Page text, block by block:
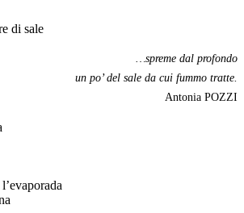
di sale
…spreme dal profondo
un po’ del sale da cui fummo tratte.
Antonia POZZI